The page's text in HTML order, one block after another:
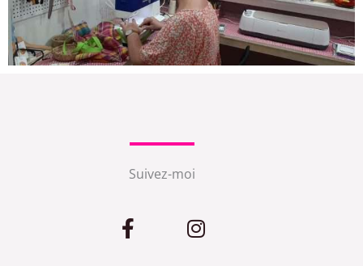
Suivez-moi
a
c
n
s